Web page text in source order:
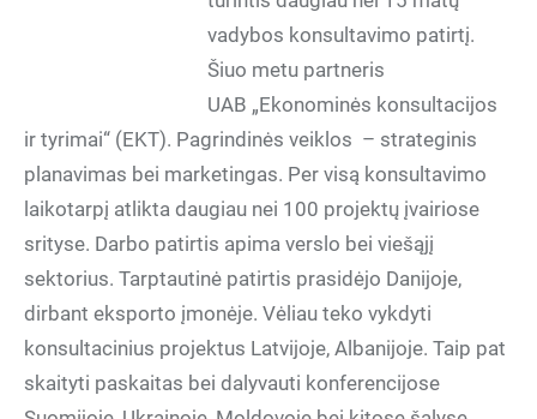
vadybos konsultavimo patirtį.
Šiuo metu partneris
UAB „Ekonominės konsultacijos
ir tyrimai“ (EKT). Pagrindinės veiklos – strateginis
planavimas bei marketingas. Per visą konsultavimo
laikotarpį atlikta daugiau nei 100 projektų įvairiose
srityse. Darbo patirtis apima verslo bei viešąjį
sektorius. Tarptautinė patirtis prasidėjo Danijoje,
dirbant eksporto įmonėje. Vėliau teko vykdyti
konsultacinius projektus Latvijoje, Albanijoje. Taip pat
skaityti paskaitas bei dalyvauti konferencijose